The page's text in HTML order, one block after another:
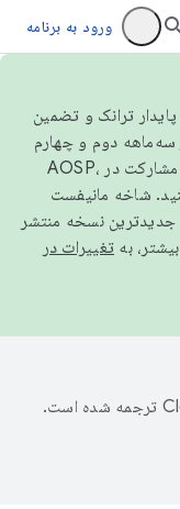
ورود به برنامه
پایدار ترانک و تضمین
سه‌ماهه دوم و چهارم
شاخه مانیفست
نسخه منتشر
تغییرات در
ترجمه شده است.